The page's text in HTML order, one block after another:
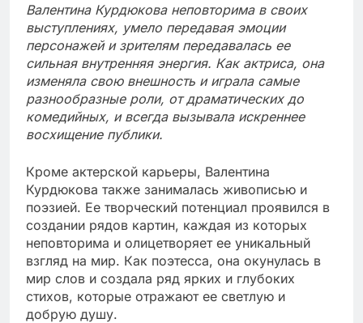
Валентина Курдюкова неповторима в своих
выступлениях, умело передавая эмоции
персонажей и зрителям передавалась ее
сильная внутренняя энергия. Как актриса, она
изменяла свою внешность и играла самые
разнообразные роли, от драматических до
комедийных, и всегда вызывала искреннее
восхищение публики.
Кроме актерской карьеры, Валентина
Курдюкова также занималась живописью и
поэзией. Ее творческий потенциал проявился в
создании рядов картин, каждая из которых
неповторима и олицетворяет ее уникальный
взгляд на мир. Как поэтесса, она окунулась в
мир слов и создала ряд ярких и глубоких
стихов, которые отражают ее светлую и
добрую душу.